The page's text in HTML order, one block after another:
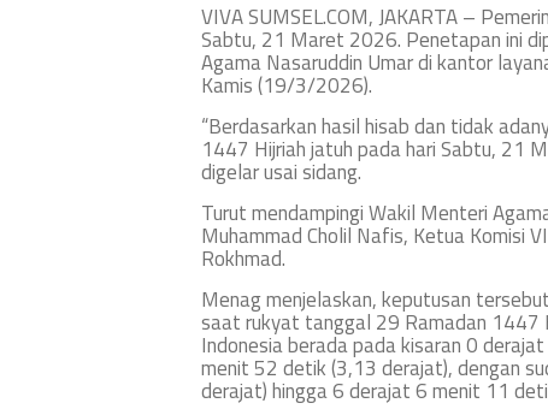
VIVA SUMSEL.COM, JAKARTA –
Sabtu, 21 Maret 2026. Penetapan ini
Agama Nasaruddin Umar di kantor
Kamis (19/3/2026).
“Berdasarkan hasil hisab dan tidak
1447 Hijriah jatuh pada hari Sabtu, 21
digelar usai sidang.
Turut mendampingi Wakil Menteri
Muhammad Cholil Nafis, Ketua Komisi
Rokhmad.
Menag menjelaskan, keputusan
saat rukyat tanggal 29 Ramadan
Indonesia berada pada kisaran 0
menit 52 detik (3,13 derajat), dengan
derajat) hingga 6 derajat 6 menit 11